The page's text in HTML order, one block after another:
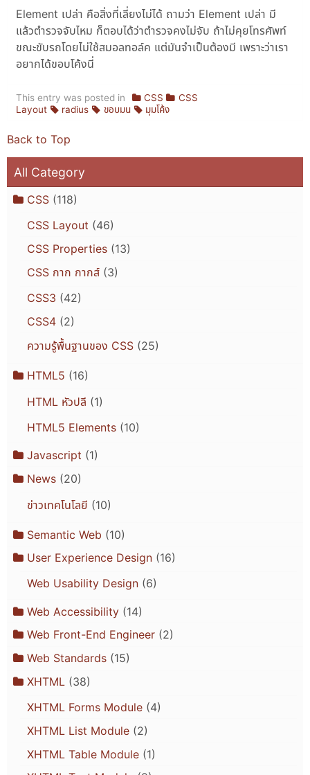
Element เปล่า คือสิ่งที่เลี่ยงไม่ได้ ถามว่า Element เปล่า มี
แล้วตำรวจจับไหม ก็ตอบได้ว่าตำรวจคงไม่จับ ถ้าไม่คุยโทรศัพท์
ขณะขับรถโดยไม่ใช้สมอลทอล์ค แต่มันจำเป็นต้องมี เพราะว่าเรา
อยากได้ขอบโค้งนี่
This entry was posted in CSS
CSS
Layout
radius ขอบมน มุมโค้ง
Back to Top
All Category
CSS(118)
CSS Layout (46)
CSS Properties(13)
CSS กาก กากส์(3)
CSS3 (42)
CSS4(2)
ความรู้พื้นฐานของ CSS(25)
HTML5 (16)
HTML หัวปลี (1)
HTML5 Elements(10)
Javascript (1)
News(20)
ข่าวเทคโนโลยี (10)
Semantic Web (10)
User Experience Design(16)
Web Usability Design(6)
Web Accessibility(14)
Web Front-End Engineer(2)
Web Standards(15)
XHTML (38)
XHTML Forms Module(4)
XHTML List Module(2)
XHTML Table Module(1)